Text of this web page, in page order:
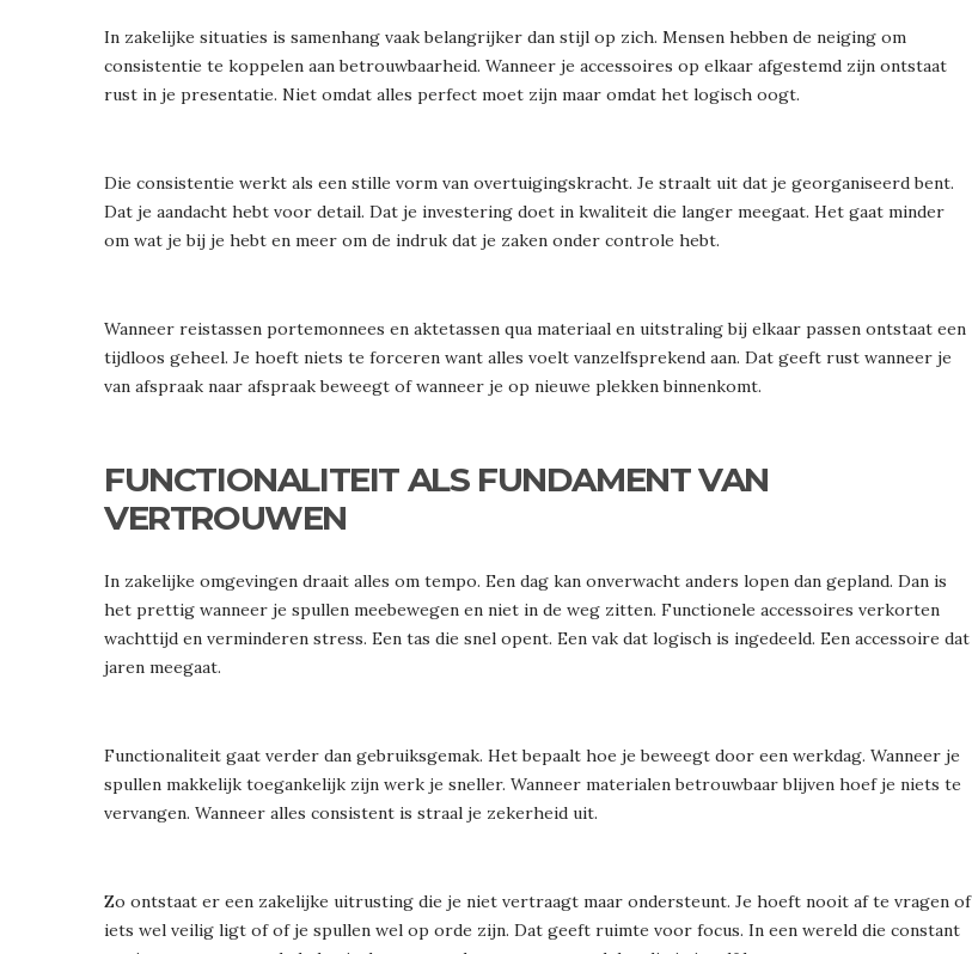
In zakelijke situaties is samenhang vaak belangrijker dan stijl op zich. Mensen hebben de neiging om
consistentie te koppelen aan betrouwbaarheid. Wanneer je accessoires op elkaar afgestemd zijn ontstaat
rust in je presentatie. Niet omdat alles perfect moet zijn maar omdat het logisch oogt.
Die consistentie werkt als een stille vorm van overtuigingskracht. Je straalt uit dat je georganiseerd bent.
Dat je aandacht hebt voor detail. Dat je investering doet in kwaliteit die langer meegaat. Het gaat minder
om wat je bij je hebt en meer om de indruk dat je zaken onder controle hebt.
Wanneer reistassen portemonnees en aktetassen qua materiaal en uitstraling bij elkaar passen ontstaat een
tijdloos geheel. Je hoeft niets te forceren want alles voelt vanzelfsprekend aan. Dat geeft rust wanneer je
van afspraak naar afspraak beweegt of wanneer je op nieuwe plekken binnenkomt.
FUNCTIONALITEIT ALS FUNDAMENT VAN
VERTROUWEN
In zakelijke omgevingen draait alles om tempo. Een dag kan onverwacht anders lopen dan gepland. Dan is
het prettig wanneer je spullen meebewegen en niet in de weg zitten. Functionele accessoires verkorten
wachttijd en verminderen stress. Een tas die snel opent. Een vak dat logisch is ingedeeld. Een accessoire dat
jaren meegaat.
Functionaliteit gaat verder dan gebruiksgemak. Het bepaalt hoe je beweegt door een werkdag. Wanneer je
spullen makkelijk toegankelijk zijn werk je sneller. Wanneer materialen betrouwbaar blijven hoef je niets te
vervangen. Wanneer alles consistent is straal je zekerheid uit.
Zo ontstaat er een zakelijke uitrusting die je niet vertraagt maar ondersteunt. Je hoeft nooit af te vragen of
iets wel veilig ligt of of je spullen wel op orde zijn. Dat geeft ruimte voor focus. In een wereld die constant